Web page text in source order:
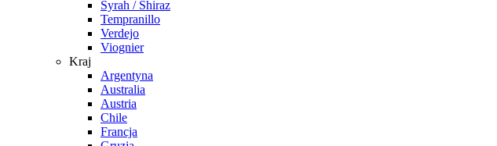
Syrah / Shiraz
Tempranillo
Verdejo
Viognier
Kraj
Argentyna
Australia
Austria
Chile
Francja